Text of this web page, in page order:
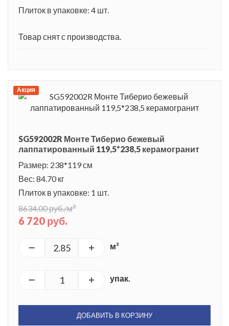
Плиток в упаковке: 4 шт.
Товар снят с производства.
Акция
SG592002R Монте Тиберио бежевый
лаппатированный 119,5*238,5 керамогранит
Размер: 238*119 см
Вес: 84.70 кг
Плиток в упаковке: 1 шт.
8634.00 руб./м2
6 720 руб.
м²
упак.
ДОБАВИТЬ В КОРЗИНУ